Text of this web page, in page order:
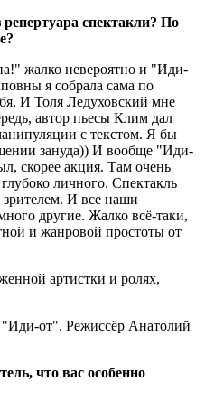
спектакли? По
жалко невероятно и "Иди-
я собрала сама по
И Толя Ледуховский мне
автор пьесы Клим дал
с текстом. Я бы
зануда)) И вообще "Иди-
скорее акция. Там очень
личного. Спектакль
И все наши
другие. Жалко всё-таки,
и жанровой простоты от
от". Режиссёр Анатолий
что вас особенно